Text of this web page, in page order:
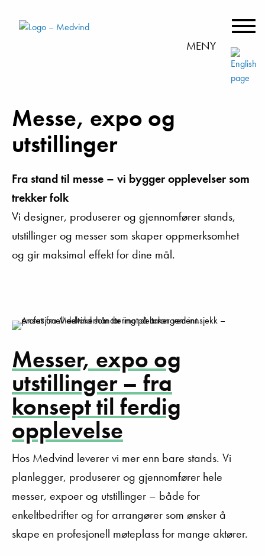
MENY
Messe, expo og
utstillinger
Fra stand til messe – vi bygger opplevelser som
trekker folk
Vi designer, produserer og gjennomfører stands,
utstillinger og messer som skaper oppmerksomhet
og gir maksimal effekt for dine mål.
Messer, expo og
utstillinger – fra
konsept til ferdig
opplevelse
Hos Medvind leverer vi mer enn bare stands. Vi
planlegger, produserer og gjennomfører hele
messer, expoer og utstillinger – både for
enkeltbedrifter og for arrangører som ønsker å
skape en profesjonell møteplass for mange aktører.